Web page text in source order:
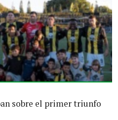
sobre el primer triunfo